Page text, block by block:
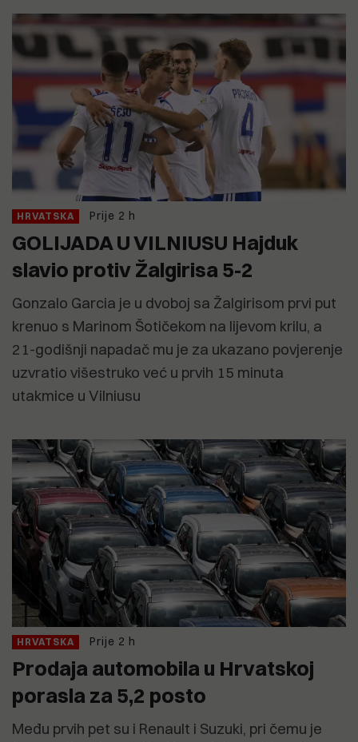
HRVATSKA Prije 2 h
GOLIJADA U VILNIUSU Hajduk
slavio protiv Žalgirisa 5-2
Gonzalo Garcia je u dvoboj sa Žalgirisom prvi put
krenuo s Marinom Šotičekom na lijevom krilu, a
21-godišnji napadač mu je za ukazano povjerenje
uzvratio višestruko već u prvih 15 minuta
utakmice u Vilniusu
HRVATSKA Prije 2 h
Prodaja automobila u Hrvatskoj
porasla za 5,2 posto
Među prvih pet su i Renault i Suzuki, pri čemu je